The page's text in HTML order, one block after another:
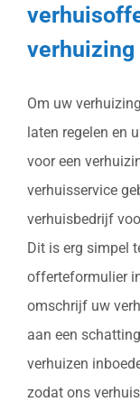
verhuizing
Om uw
laten regelen en
voor een
verhuisservice
verhuisbedrijf
Dit is erg simpel
offerteformulier
omschrijf uw
aan een
verhuizen
zodat ons